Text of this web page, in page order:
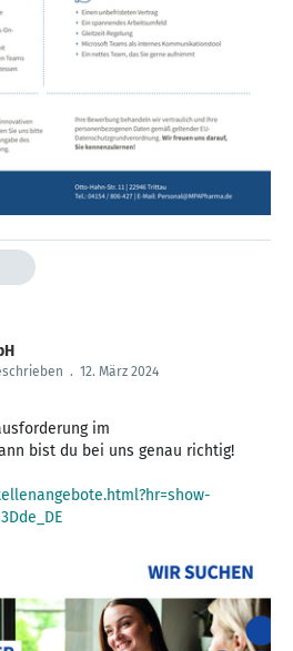
. 12. März 2024
im
bist du bei uns genau richtig!